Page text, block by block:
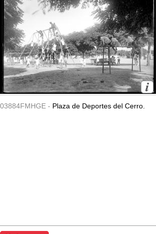
03884FMHGE - Plaza de Deportes del Cerro.